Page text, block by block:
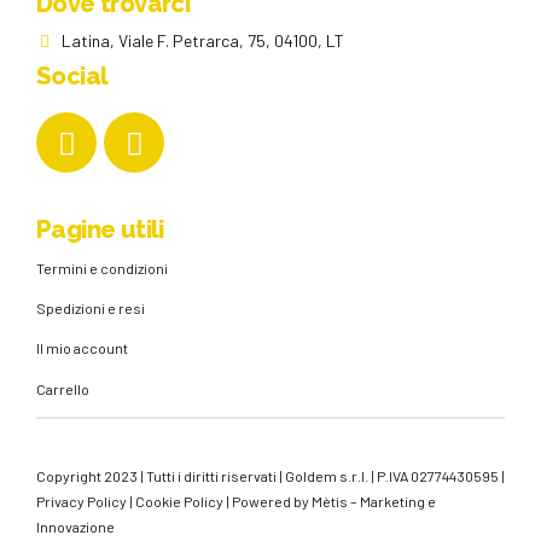
Latina, Viale F. Petrarca, 75, 04100, LT
Social
Pagine utili
Termini e condizioni
Spedizioni e resi
Il mio account
Carrello
Copyright 2023 | Tutti i diritti riservati | Goldem s.r.l. | P.IVA 02774430595 |
Privacy Policy | Cookie Policy | Powered by Mètis – Marketing e
Innovazione